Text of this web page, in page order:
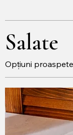
Salate
Opțiuni